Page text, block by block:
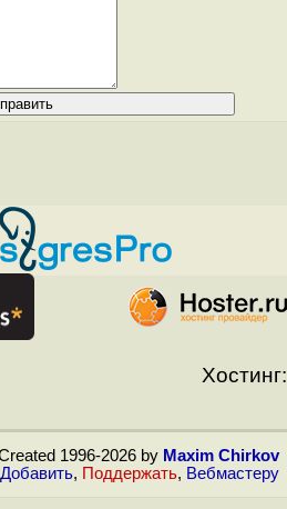
Хостинг:
1996-2026 by Maxim Chirkov
Добавить, Поддержать, Вебмастеру